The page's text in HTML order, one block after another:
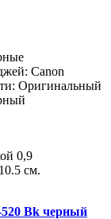
Canon
Оригинальный
0,9
см.
Bk черный